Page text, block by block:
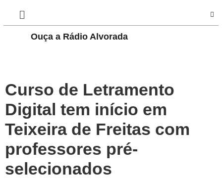
Ouça a Rádio Alvorada
Curso de Letramento
Digital tem início em
Teixeira de Freitas com
professores pré-
selecionados